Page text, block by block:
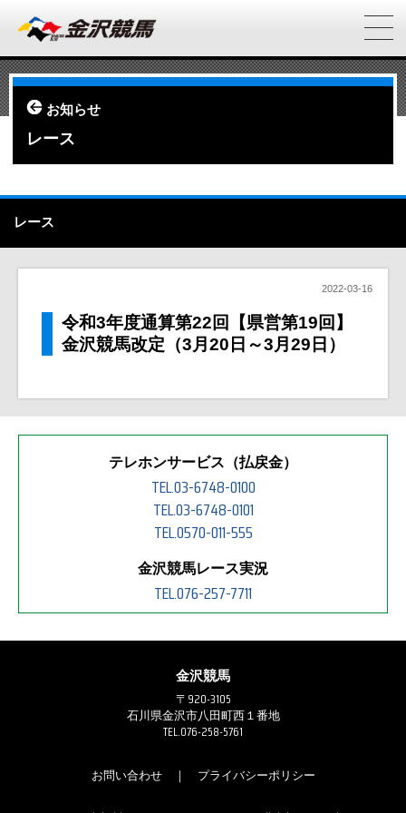
お知らせ
レース
レース
2022-03-16
令和3年度通算第22回【県営第19回】
金沢競馬改定（3月20日～3月29日）
テレホンサービス（払戻金）
TEL.03-6748-0100
TEL.03-6748-0101
TEL.0570-011-555
金沢競馬レース実況
TEL.076-257-7711
金沢競馬
〒920-3105
石川県金沢市八田町西１番地
TEL.076-258-5761
お問い合わせ｜ プライバシーポリシー